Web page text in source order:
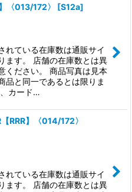
〈013/172〉 [S12a]
れている在庫数は通販サイ
ます。 店舗の在庫数とは異
ください。 商品写真は見本
品と同一であるとは限りま
カード…
RRR】〈014/172〉
れている在庫数は通販サイ
ます。 店舗の在庫数とは異